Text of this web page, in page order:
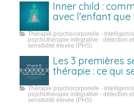
Inner child :
avec l'enfant que
Thérapie psychocorporelle -
psychothérapie intégrative - détection
sensibilité élevée (PHS)
Les 3 premières
thérapie : ce qui
Thérapie psychocorporelle -
psychothérapie intégrative - détection
sensibilité élevée (PHS)